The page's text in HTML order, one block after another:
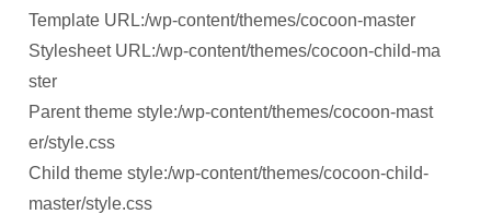
Template URL:/wp-content/themes/cocoon-master
Stylesheet URL:/wp-content/themes/cocoon-child-ma
ster
Parent theme style:/wp-content/themes/cocoon-mast
er/style.css
Child theme style:/wp-content/themes/cocoon-child-
master/style.css